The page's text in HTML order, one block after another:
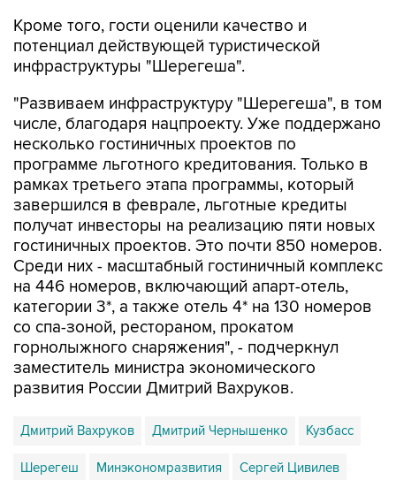
Кроме того, гости оценили качество и
потенциал действующей туристической
инфраструктуры "Шерегеша".
"Развиваем инфраструктуру "Шерегеша", в том
числе, благодаря нацпроекту. Уже поддержано
несколько гостиничных проектов по
программе льготного кредитования. Только в
рамках третьего этапа программы, который
завершился в феврале, льготные кредиты
получат инвесторы на реализацию пяти новых
гостиничных проектов. Это почти 850 номеров.
Среди них - масштабный гостиничный комплекс
на 446 номеров, включающий апарт-отель,
категории 3*, а также отель 4* на 130 номеров
со спа-зоной, рестораном, прокатом
горнолыжного снаряжения", - подчеркнул
заместитель министра экономического
развития России Дмитрий Вахруков.
Дмитрий Вахруков Дмитрий Чернышенко Кузбасс
Шерегеш Минэкономразвития Сергей Цивилев